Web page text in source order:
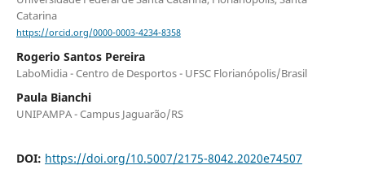
Catarina
https://orcid.org/0000-0003-4234-8358
Rogerio Santos Pereira
LaboMidia - Centro de Desportos - UFSC Florianópolis/Brasil
Paula Bianchi
UNIPAMPA - Campus Jaguarão/RS
DOI: https://doi.org/10.5007/2175-8042.2020e74507